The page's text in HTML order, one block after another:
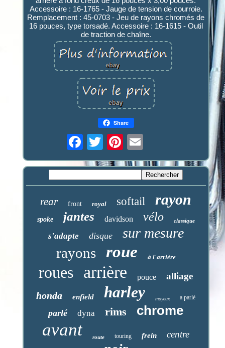
Accessoire : 16-1765 - Jauge de tension de courroie.
Remplacement : 45-0703 - Jeu de rayons chromés de
16 pouces, type torsadé. Accessoire : 16-1615 - Outil
de traction de chaîne.
Share
rear front royal softail rayon
spoke jantes davidson vélo classique
s'adapte disque sur mesure
rayons roue à l'arrière
roues arrière pouce alliage
honda enfield harley moyeux a parlé
parlé dyna rims chrome
avant route touring frein centre